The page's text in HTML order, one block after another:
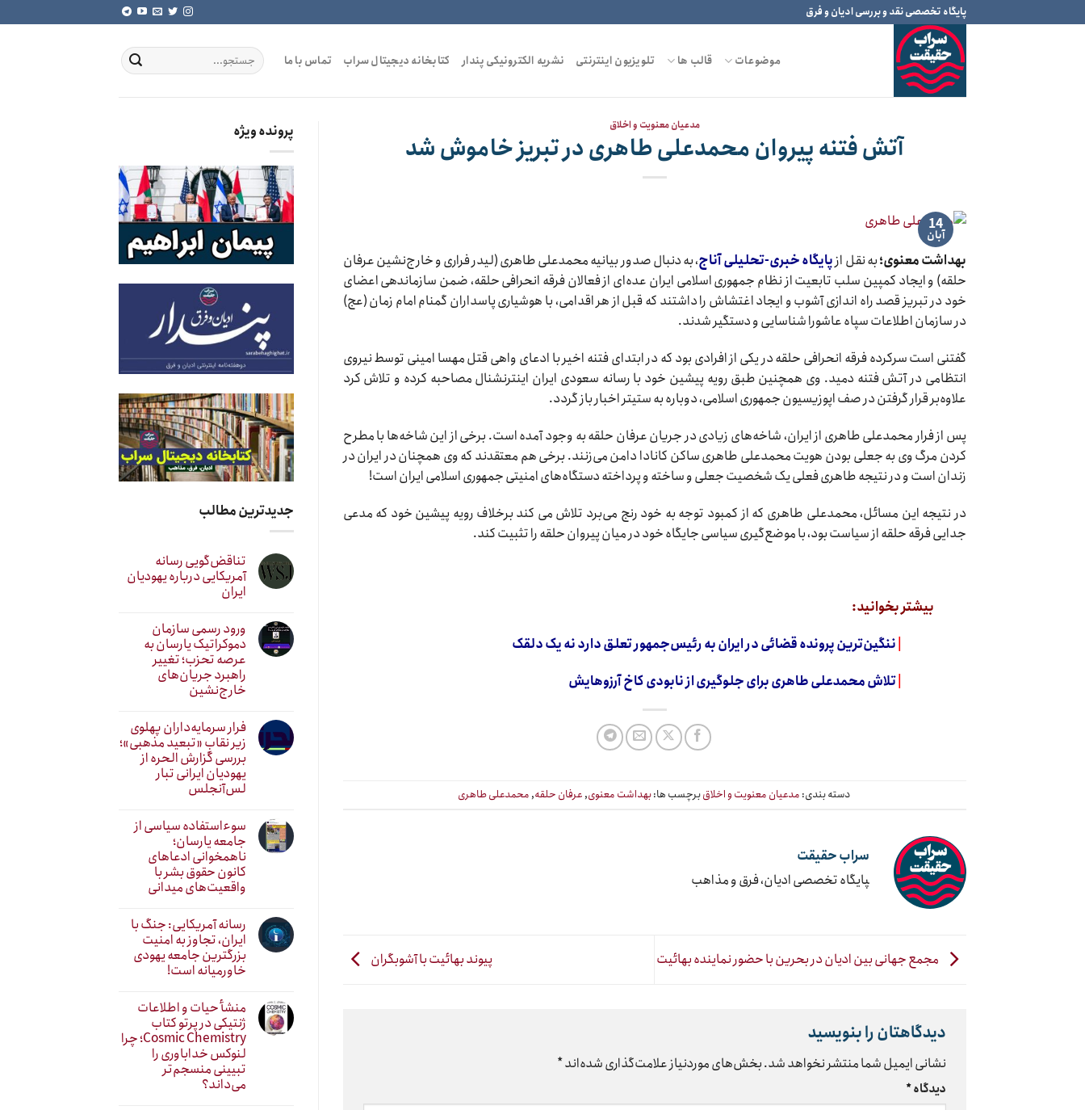
to
پایگاه تخصصی نقد و بررسی ادیان و فرق
موضوعات قالب ها تلویزیون اینترنتی نشریه الکترونیکی پندار کتابخانه دیجیتال سراب تماس با ما
مدعیان معنویت و اخلاق
آتش فتنه پیروان محمدعلی طاهری در تبریز خاموش شد
14
آبان
بهداشت معنوی؛به نقل ازپایگاه خبری-تحلیلی آناج، به دنبال صدور بیانیه محمدعلی طاهری (لیدر فراری و خارج‌نشین عرفان
حلقه) و ایجاد کمپین سلب تابعیت از نظام جمهوری اسلامی ایران عده‌ای از فعالان فرقه انحرافی حلقه، ضمن سازماندهی اعضای
خود در تبریز قصد راه اندازی آشوب و ایجاد اغتشاش را داشتند که قبل از هر اقدامی، با هوشیاری پاسداران گمنام امام زمان (عج)
در سازمان اطلاعات سپاه عاشورا شناسایی و دستگیر شدند.
گفتنی است سرکرده فرقه انحرافی حلقه در یکی از افرادی بود که در ابتدای فتنه اخیر با ادعای واهی قتل مهسا امینی توسط نیروی
انتظامی در آتش فتنه دمید. وی همچنین طبق رویه پیشین خود با رسانه سعودی ایران اینترنشنال مصاحبه کرده و تلاش کرد
علاوه‌بر قرار گرفتن در صف اپوزیسیون جمهوری اسلامی، دوباره به ستیتر اخبار باز گردد.
پس از فرار محمدعلی طاهری از ایران، شاخه‌های زیادی در جریان عرفان حلقه به وجود آمده است. برخی از این شاخه‌ها با مطرح
کردن مرگ وی به جعلی بودن هویت محمدعلی طاهری ساکن کانادا دامن می‌زنند. برخی هم معتقدند که وی همچنان در ایران در
زندان است و در نتیجه طاهری فعلی یک شخصیت جعلی و ساخته و پرداخته دستگاه‌های امنیتی جمهوری اسلامی ایران است!
در نتیجه این مسائل، محمدعلی طاهری که از کمبود توجه به خود رنج می‌برد تلاش می کند برخلاف رویه پیشین خود که مدعی
جدایی فرقه حلقه از سیاست بود، با موضع‌گیری سیاسی جایگاه خود در میان پیروان حلقه را تثبیت کند.
بیشتر بخوانید:
ننگین‌ترین پرونده قضائی در ایران به رئیس‌جمهور تعلق دارد نه یک دلقک
تلاش محمدعلی طاهری برای جلوگیری از نابودی کاخ آرزوهایش
دسته بندی: مدعیان معنویت و اخلاقبرچسب ها:بهداشت معنوی,عرفان حلقه,محمدعلی طاهری
سراب حقیقت
‍پایگاه تخصصی ادیان، فرق و مذاهب
مجمع جهانی بین ادیان در بحرین با حضور نماینده بهائیت پیوند بهائیت با آشوبگران
دیدگاهتان را بنویسید
نشانی ایمیل شما منتشر نخواهد شد.بخش‌های موردنیاز علامت‌گذاری شده‌اند*
دیدگاه*
پرونده ویژه
جدیدترین مطالب
تناقض‌گویی رسانه
آمریکایی درباره یهودیان
ایران
ورود رسمی سازمان
دموکراتیک یارسان به
عرصه تحزب؛ تغییر
راهبرد جریان‌های
خارج‌نشین
فرار سرمایه‌داران پهلوی
زیر نقابِ «تبعید مذهبی»؛
بررسی گزارش الحره از
یهودیان ایرانی تبار
لس‌آنجلس
سوءاستفاده سیاسی از
جامعه یارسان؛
ناهمخوانی ادعاهای
کانون حقوق بشر با
واقعیت‌های میدانی
رسانه آمریکایی: جنگ با
ایران، تجاوز به امنیت
بزرگترین جامعه یهودی
خاورمیانه است!
منشأ حیات و اطلاعات
ژنتیکی در پرتو کتاب
Cosmic Chemistry؛ چرا
لنوکس خداباوری را
تبیینی منسجم‌تر
می‌داند؟